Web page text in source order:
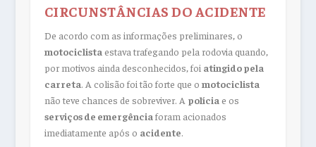
CIRCUNSTÂNCIAS DO ACIDENTE
De acordo com as informações preliminares, o
motociclista estava trafegando pela rodovia quando,
por motivos ainda desconhecidos, foi atingido pela
carreta . A colisão foi tão forte que o motociclista
não teve chances de sobreviver. A polícia e os
serviços de emergência foram acionados
imediatamente após o acidente